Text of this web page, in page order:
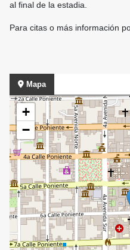
al final de la estadia.
Para citas o más información
Mapa
+
−